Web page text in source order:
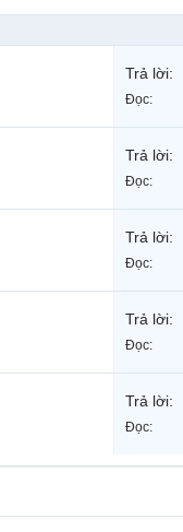
Trả lời:
Đọc:
Trả lời:
Đọc:
Trả lời:
Đọc:
Trả lời:
Đọc:
Trả lời:
Đọc: